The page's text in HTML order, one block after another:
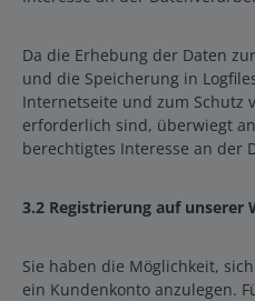
Da die Erhebung der Daten
und die Speicherung in
Internetseite und zum Schutz
erforderlich sind, überwiegt
berechtigtes Interesse an der
3.2 Registrierung auf unserer
Sie haben die Möglichkeit,
ein Kundenkonto anzulegen.